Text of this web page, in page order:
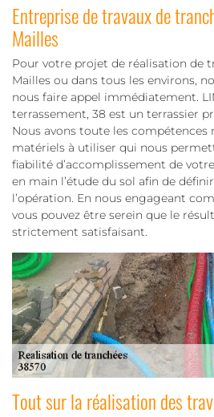
Entreprise de travaux de
Mailles
Pour votre projet de réalisation de
Mailles ou dans tous les environs,
nous faire appel immédiatement.
terrassement, 38 est un terrassier
Nous avons toute les compétences
matériels à utiliser qui nous
fiabilité d’accomplissement de
en main l’étude du sol afin de
l’opération. En nous engageant
vous pouvez être serein que le
strictement satisfaisant.
Tout sur la réalisation des